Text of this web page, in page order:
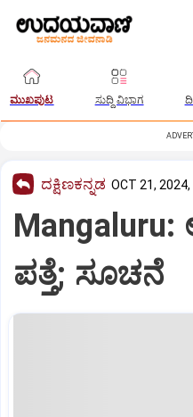
ಮುಖಪುಟ ಸುದ್ದಿ ವಿಭಾಗ
ದಕ್ಷಿಣಕನ್ನಡ OCT 21,
ಪತ್ತೆ; ಸೂಚನೆ